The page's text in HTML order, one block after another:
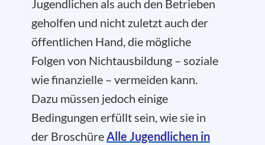
Jugendlichen als auch den Betrieben
geholfen und nicht zuletzt auch der
öffentlichen Hand, die mögliche
Folgen von Nichtausbildung – soziale
wie finanzielle – vermeiden kann.
Dazu müssen jedoch einige
Bedingungen erfüllt sein, wie sie in
der BroschüreAlle Jugendlichen in